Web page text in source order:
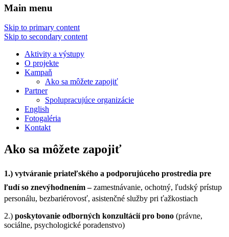
Main menu
Skip to primary content
Skip to secondary content
Aktivity a výstupy
O projekte
Kampaň
Ako sa môžete zapojiť
Partner
Spolupracujúce organizácie
English
Fotogaléria
Kontakt
Ako sa môžete zapojiť
1.) vytváranie priateľského a podporujúceho prostredia pre
ľudí so znevýhodnením –zamestnávanie, ochotný, ľudský prístup
personálu, bezbariérovosť, asistenčné služby pri ťažkostiach
2.) poskytovanie odborných konzultácií pro bono (právne,
sociálne, psychologické poradenstvo)